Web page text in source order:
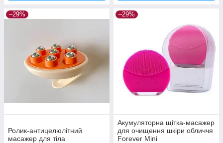
–29%
Ролик-антицелюлітний
масажер для тіла
–29%
Акумуляторна щітка-масажер
для очищення шкіри обличчя
Forever Mini